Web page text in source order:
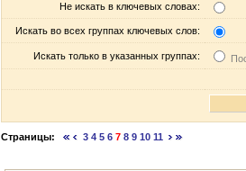
Не искать в ключевых словах:
Искать во всех группах ключевых слов:
Искать только в указанных группах:
Страницы: 3 4 5 6 7 8 9 10 11